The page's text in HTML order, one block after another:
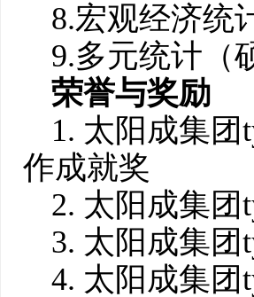
8.宏观经济统
9.多元统计（
荣誉与奖励
1. 太阳成集团
作成就奖
2. 太阳成集团
3. 太阳成集团
4. 太阳成集团